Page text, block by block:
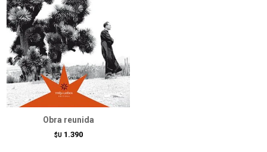
Obra reunida
$U 1.390